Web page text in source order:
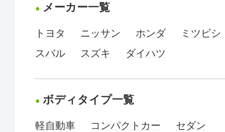
メーカー一覧
トヨタ ニッサン ホンダ
ミツビシ
スバル
スズキ ダイハツ
ボディタイプ一覧
軽自動車 コンパクトカー
セダン